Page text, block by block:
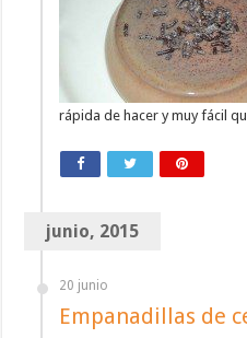
rápida de hacer y muy fácil
junio, 2015
20 junio
Empanadillas de